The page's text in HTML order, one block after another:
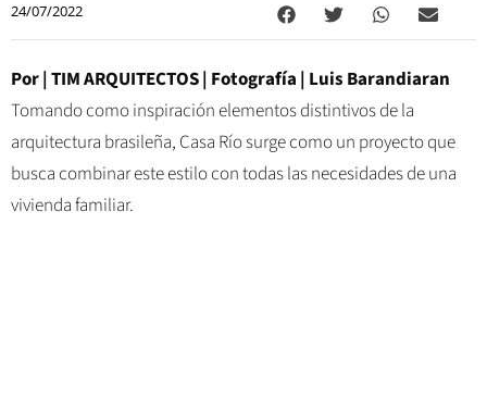
24/07/2022
Por | TIM ARQUITECTOS| Fotografía | Luis Barandiaran
Tomando como inspiración elementos distintivos de la
arquitectura brasileña, Casa Río surge como un proyecto que
busca combinar este estilo con todas las necesidades de una
vivienda familiar.